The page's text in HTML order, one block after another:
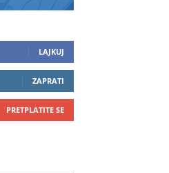
LAJKUJ
ZAPRATI
PRETPLATITE SE